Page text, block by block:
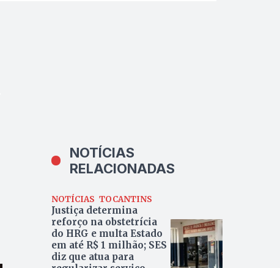
NOTÍCIAS
RELACIONADAS
NOTÍCIAS TOCANTINS
Justiça determina
reforço na obstetrícia
do HRG e multa Estado
em até R$ 1 milhão; SES
diz que atua para